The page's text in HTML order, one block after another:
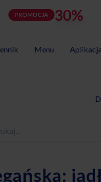
PROMOCJA 30%
Menu